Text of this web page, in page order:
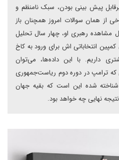
پیش بینی بودن، سبک نامنظم و
از همان سوالات امروز همچنان باز
مشاهده رهبری او، چهار سال تحلیل
انتخاباتی اش برای ورود به کاخ
داریم. با این داده‌ها، می‌توان
که ترامپ در دوره دوم ریاست‌جمهوری
شناخته شده این است که بقیه جهان
نهایی چه خواهد بود.